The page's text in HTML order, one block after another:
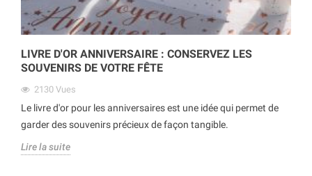
LIVRE D'OR ANNIVERSAIRE : CONSERVEZ LES
SOUVENIRS DE VOTRE FÊTE
2130 Vues
Le livre d'or pour les anniversaires est une idée qui permet de
garder des souvenirs précieux de façon tangible.
Lire la suite